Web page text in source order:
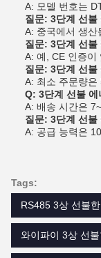
A: 모델 번호는
질문: 3단계 선불
A: 중국에서 생산
질문: 3단계 선불
A: 예, CE 인증이
질문: 3단계 선불
A: 최소 주문량은
Q: 3단계 선불 에
A: 배송 시간은
질문: 3단계 선불
A: 공급 능력은
Tags:
RS485 3상 선불
와이파이 3상 선